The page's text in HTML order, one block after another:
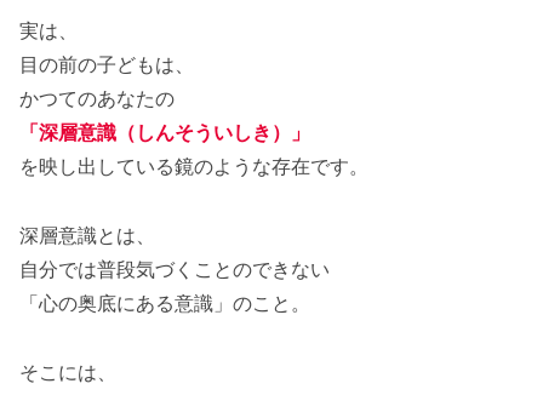
実は、
目の前の子どもは、
かつてのあなたの
「深層意識（しんそういしき）」
を映し出している鏡のような存在です。
深層意識とは、
自分では普段気づくことのできない
「心の奥底にある意識」のこと。
そこには、